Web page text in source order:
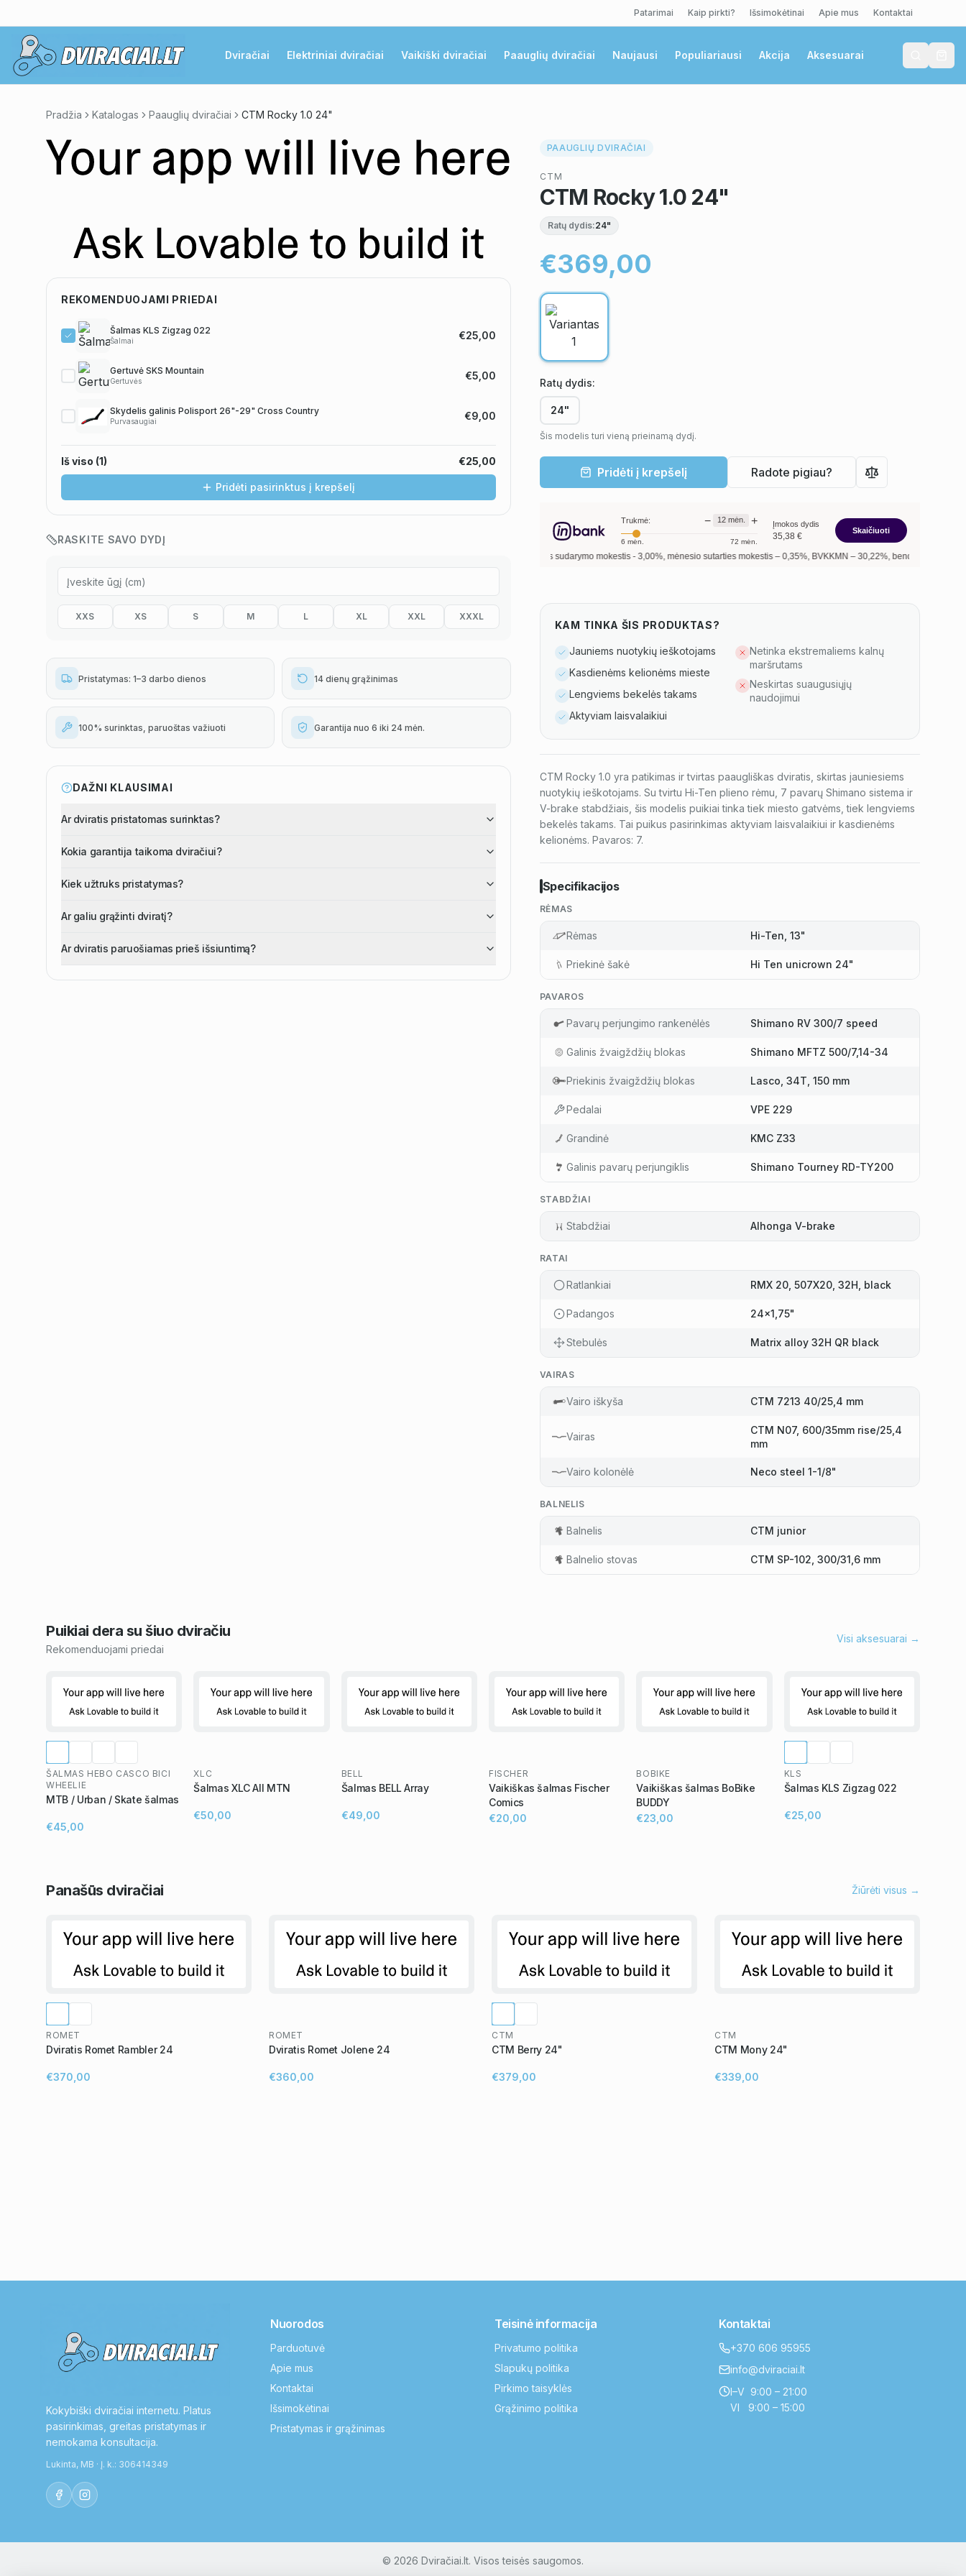
Patarimai Kaip pirkti? Išsimokėtinai Apie mus Kontaktai
Dviračiai Elektriniai dviračiai Vaikiški dviračiai Paauglių dviračiai Naujausi Populiariausi Akcija Aksesuarai
Pradžia Katalogas Paauglių dviračiai CTM Rocky 1.0 24"
REKOMENDUOJAMI PRIEDAI
Šalmas KLS Zigzag 022
Šalmai €25,00
Gertuvė SKS Mountain
Gertuvės €5,00
Skydelis galinis Polisport 26"-29" Cross Country
Purvasaugiai €9,00
Iš viso (1) €25,00
Pridėti pasirinktus į krepšelį
RASKITE SAVO DYDĮ
XXS XS S M L XL XXL XXXL
Pristatymas: 1–3 darbo dienos 14 dienų grąžinimas
100% surinktas, paruoštas važiuoti Garantija nuo 6 iki 24 mėn.
DAŽNI KLAUSIMAI
Ar dviratis pristatomas surinktas?
Kokia garantija taikoma dviračiui?
Kiek užtruks pristatymas?
Ar galiu grąžinti dviratį?
Ar dviratis paruošiamas prieš išsiuntimą?
PAAUGLIŲ DVIRAČIAI
CTM
CTM Rocky 1.0 24"
Ratų dydis:24"
€369,00
Ratų dydis:
24"
Šis modelis turi vieną prieinamą dydį.
Pridėti į krepšelį Radote pigiau?
Trukmė: − 12mėn. +
6 mėn. 72 mėn.
Įmokos dydis
35,38 €
Skaičiuoti
, sutarties sudarymo mokestis -3,00%, mėnesio sutarties mokestis –0,35%, BVKKMN –30,22%, bendra mokėtina suma –
KAM TINKA ŠIS PRODUKTAS?
Jauniems nuotykių ieškotojams
Kasdienėms kelionėms mieste
Lengviems bekelės takams
Aktyviam laisvalaikiui
Netinka ekstremaliems kalnų
maršrutams
Neskirtas suaugusiųjų
naudojimui
CTM Rocky 1.0 yra patikimas ir tvirtas paaugliškas dviratis, skirtas jauniesiems
nuotykių ieškotojams. Su tvirtu Hi-Ten plieno rėmu, 7 pavarų Shimano sistema ir
V-brake stabdžiais, šis modelis puikiai tinka tiek miesto gatvėms, tiek lengviems
bekelės takams. Tai puikus pasirinkimas aktyviam laisvalaikiui ir kasdienėms
kelionėms. Pavaros: 7.
Specifikacijos
RĖMAS
Rėmas Hi-Ten, 13"
Priekinė šakė Hi Ten unicrown 24"
PAVAROS
Pavarų perjungimo rankenėlės Shimano RV 300/7 speed
Galinis žvaigždžių blokas Shimano MFTZ 500/7,14-34
Priekinis žvaigždžių blokas Lasco, 34T, 150 mm
Pedalai VPE 229
Grandinė KMC Z33
Galinis pavarų perjungiklis Shimano Tourney RD-TY200
STABDŽIAI
Stabdžiai Alhonga V-brake
RATAI
Ratlankiai RMX 20, 507X20, 32H, black
Padangos 24x1,75"
Stebulės Matrix alloy 32H QR black
VAIRAS
Vairo iškyša CTM 7213 40/25,4 mm
Vairas
CTM N07, 600/35mm rise/25,4
mm
Vairo kolonėlė Neco steel 1-1/8"
BALNELIS
Balnelis CTM junior
Balnelio stovas CTM SP-102, 300/31,6 mm
Puikiai dera su šiuo dviračiu
Rekomenduojami priedai
Visi aksesuarai →
ŠALMAS HEBO CASCO BICI
WHEELIE
MTB / Urban / Skate šalmas
€45,00
XLC
Šalmas XLC All MTN
€50,00
BELL
Šalmas BELL Array
€49,00
FISCHER
Vaikiškas šalmas Fischer
Comics
€20,00
BOBIKE
Vaikiškas šalmas BoBike
BUDDY
€23,00
KLS
Šalmas KLS Zigzag 022
€25,00
Panašūs dviračiai Žiūrėti visus →
ROMET
Dviratis Romet Rambler 24
€370,00
ROMET
Dviratis Romet Jolene 24
€360,00
CTM
CTM Berry 24"
€379,00
CTM
CTM Mony 24"
€339,00
Kokybiški dviračiai internetu. Platus
pasirinkimas, greitas pristatymas ir
nemokama konsultacija.
Lukinta, MB · Į. k.: 306414349
Nuorodos
Parduotuvė
Apie mus
Kontaktai
Išsimokėtinai
Pristatymas ir grąžinimas
Teisinė informacija
Privatumo politika
Slapukų politika
Pirkimo taisyklės
Grąžinimo politika
Kontaktai
+370 606 95955
info@dviraciai.lt
I–V 9:00 – 21:00
VI 9:00 – 15:00
© 2026 Dviračiai.lt. Visos teisės saugomos.